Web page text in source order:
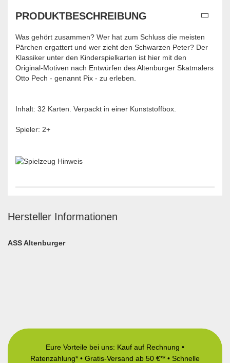
PRODUKTBESCHREIBUNG
Was gehört zusammen? Wer hat zum Schluss die meisten
Pärchen ergattert und wer zieht den Schwarzen Peter? Der
Klassiker unter den Kinderspielkarten ist hier mit den
Original-Motiven nach Entwürfen des Altenburger Skatmalers
Otto Pech - genannt Pix - zu erleben.
Inhalt: 32 Karten. Verpackt in einer Kunststoffbox.
Spieler: 2+
Hersteller Informationen
ASS Altenburger
Eure Vorteile bei uns: Kauf auf Rechnung •
Ratenzahlung* • Gratis-Versand ab 50 €** • Schnelle